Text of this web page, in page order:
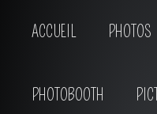
ACCUEIL PHOTOS
PHOTOBOOTH